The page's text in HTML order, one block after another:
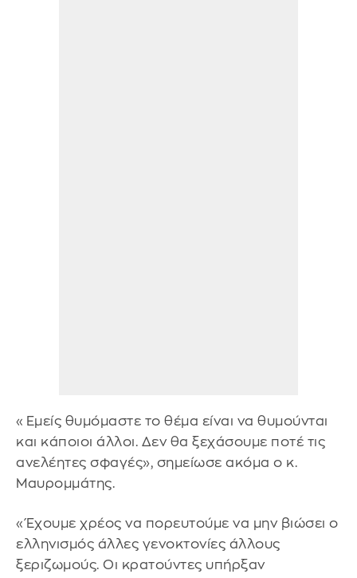
«Εμείς θυμόμαστε το θέμα είναι να θυμούνται
και κάποιοι άλλοι. Δεν θα ξεχάσουμε ποτέ τις
ανελέητες σφαγές», σημείωσε ακόμα ο κ.
Μαυρομμάτης.
«Έχουμε χρέος να πορευτούμε να μην βιώσει ο
ελληνισμός άλλες γενοκτονίες άλλους
ξεριζωμούς. Οι κρατούντες υπήρξαν